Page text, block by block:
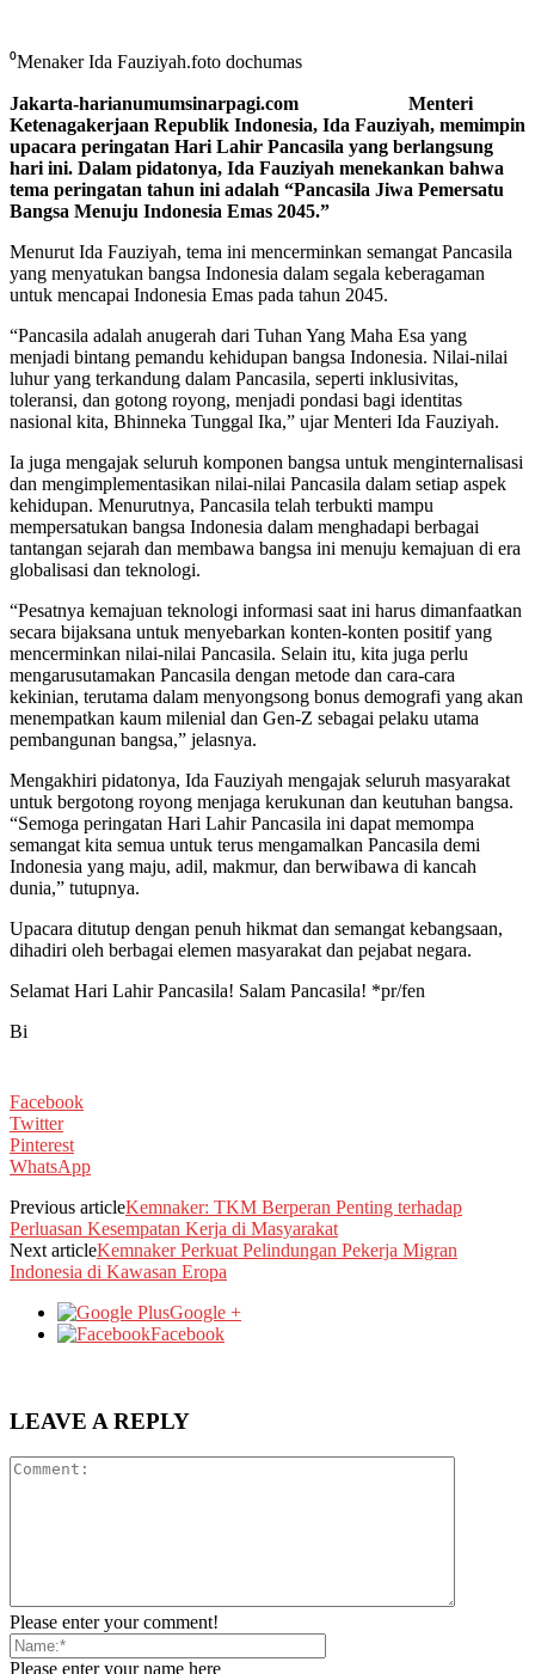
⁰Menaker Ida Fauziyah.foto dochumas
Jakarta-harianumumsinarpagi.com Menteri
Ketenagakerjaan Republik Indonesia, Ida Fauziyah, memimpin
upacara peringatan Hari Lahir Pancasila yang berlangsung
hari ini. Dalam pidatonya, Ida Fauziyah menekankan bahwa
tema peringatan tahun ini adalah “Pancasila Jiwa Pemersatu
Bangsa Menuju Indonesia Emas 2045.”
Menurut Ida Fauziyah, tema ini mencerminkan semangat Pancasila
yang menyatukan bangsa Indonesia dalam segala keberagaman
untuk mencapai Indonesia Emas pada tahun 2045.
“Pancasila adalah anugerah dari Tuhan Yang Maha Esa yang
menjadi bintang pemandu kehidupan bangsa Indonesia. Nilai-nilai
luhur yang terkandung dalam Pancasila, seperti inklusivitas,
toleransi, dan gotong royong, menjadi pondasi bagi identitas
nasional kita, Bhinneka Tunggal Ika,” ujar Menteri Ida Fauziyah.
Ia juga mengajak seluruh komponen bangsa untuk menginternalisasi
dan mengimplementasikan nilai-nilai Pancasila dalam setiap aspek
kehidupan. Menurutnya, Pancasila telah terbukti mampu
mempersatukan bangsa Indonesia dalam menghadapi berbagai
tantangan sejarah dan membawa bangsa ini menuju kemajuan di era
globalisasi dan teknologi.
“Pesatnya kemajuan teknologi informasi saat ini harus dimanfaatkan
secara bijaksana untuk menyebarkan konten-konten positif yang
mencerminkan nilai-nilai Pancasila. Selain itu, kita juga perlu
mengarusutamakan Pancasila dengan metode dan cara-cara
kekinian, terutama dalam menyongsong bonus demografi yang akan
menempatkan kaum milenial dan Gen-Z sebagai pelaku utama
pembangunan bangsa,” jelasnya.
Mengakhiri pidatonya, Ida Fauziyah mengajak seluruh masyarakat
untuk bergotong royong menjaga kerukunan dan keutuhan bangsa.
“Semoga peringatan Hari Lahir Pancasila ini dapat memompa
semangat kita semua untuk terus mengamalkan Pancasila demi
Indonesia yang maju, adil, makmur, dan berwibawa di kancah
dunia,” tutupnya.
Upacara ditutup dengan penuh hikmat dan semangat kebangsaan,
dihadiri oleh berbagai elemen masyarakat dan pejabat negara.
Selamat Hari Lahir Pancasila! Salam Pancasila! *pr/fen
Bi
Facebook
Twitter
Pinterest
WhatsApp
Previous articleKemnaker: TKM Berperan Penting terhadap
Perluasan Kesempatan Kerja di Masyarakat
Next articleKemnaker Perkuat Pelindungan Pekerja Migran
Indonesia di Kawasan Eropa
Google +
Facebook
LEAVE A REPLY
Please enter your comment!
Please enter your name here